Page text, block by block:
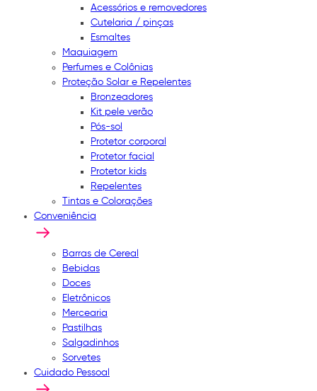
Acessórios e removedores
Cutelaria / pinças
Esmaltes
Maquiagem
Perfumes e Colônias
Proteção Solar e Repelentes
Bronzeadores
Kit pele verão
Pós-sol
Protetor corporal
Protetor facial
Protetor kids
Repelentes
Tintas e Colorações
Conveniência
Barras de Cereal
Bebidas
Doces
Eletrônicos
Mercearia
Pastilhas
Salgadinhos
Sorvetes
Cuidado Pessoal